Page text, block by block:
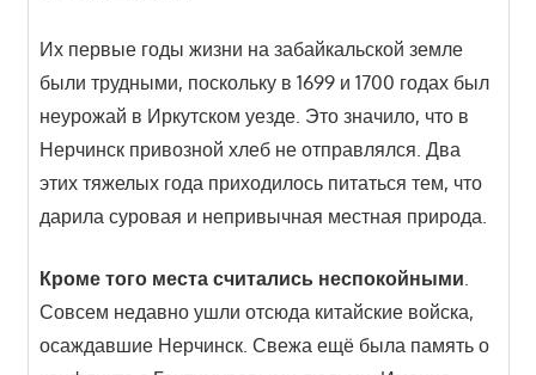
Их первые годы жизни на забайкальской земле
были трудными, поскольку в 1699 и 1700 годах был
неурожай в Иркутском уезде. Это значило, что в
Нерчинск привозной хлеб не отправлялся. Два
этих тяжелых года приходилось питаться тем, что
дарила суровая и непривычная местная природа.
Кроме того места считались неспокойными
Совсем недавно ушли отсюда китайские войска,
осаждавшие Нерчинск. Свежа ещё была память о